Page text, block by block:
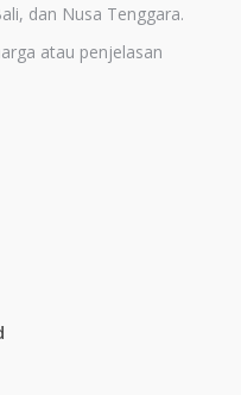
dan Nusa Tenggara.
atau penjelasan